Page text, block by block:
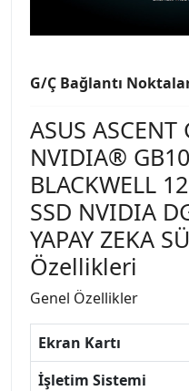
G/Ç Bağlantı
ASUS
NVIDIA®
BLACKWELL
SSD NVIDIA
YAPAY ZEKA
Özellikleri
Genel Özellikler
Ekran Kartı
İşletim Sistemi